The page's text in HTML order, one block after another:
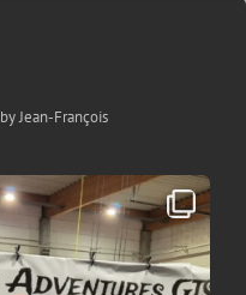
by Jean-François